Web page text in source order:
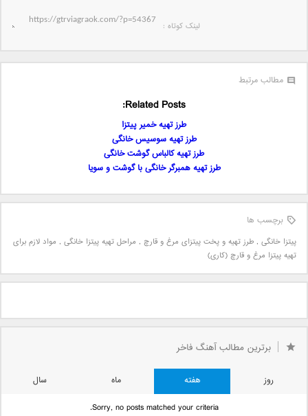
لینک کوتاه‌ :
مطالب مرتبط
Related Posts:
طرز تهیه خمیر پیتزا
طرز تهیه سوسیس خانگی
طرز تهیه کالباس گوشت خانگی
طرز تهیه همبرگر خانگی با گوشت و سویا
برچسب ها
پیتزا خانگی , طرز تهیه و پخت پیتزای مرغ و قارچ , مراحل تهیه پیتزا خانگی , مواد لازم برای
تهیه پیتزا مرغ و قارچ (کاری)
برترین مطالب آهنگ فاخر
روز هفته ماه
سال
Sorry, no posts matched your criteria.